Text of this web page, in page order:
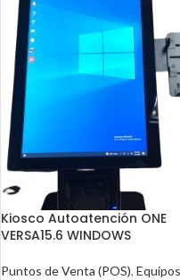
Kiosco Autoatención ONE
VERSA15.6 WINDOWS
Puntos de Venta (POS),